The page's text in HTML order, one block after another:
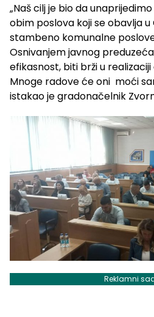
„Naš cilj je bio da
obim poslova koji se obavlja u
stambeno komunalne
Osnivanjem javnog
efikasnost, biti brži u
Mnoge radove će oni moći
istakao je gradonačelnik
Reklamni